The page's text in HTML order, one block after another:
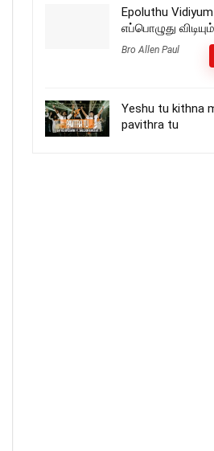
Epoluthu
எப்பொழுது
Bro Allen Paul
Yeshu tu kithna
pavithra tu